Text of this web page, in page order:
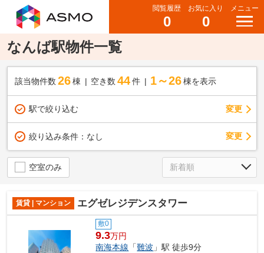
閲覧履歴
0
お気に入り
0
メニュー
なんば駅物件一覧
該当物件数 26棟 空き数 44 件 1～26 棟を表示
駅で絞り込む 変更
絞り込み条件： なし 変更
空室のみ
賃貸 | マンション エグゼレジデンスタワー
敷0
9.3万円
南海本線 「難波 」駅 徒歩9分